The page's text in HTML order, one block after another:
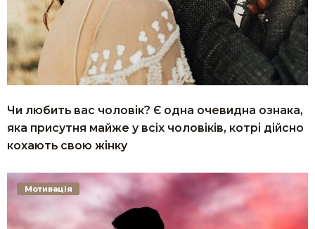
Чи любить вас чоловік? Є одна очевидна ознака,
яка присутня майже у всіх чоловіків, котрі дійсно
кохають свою жінку
Мотивація